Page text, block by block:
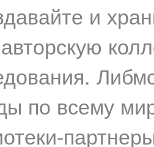
и
авторскую
по всему